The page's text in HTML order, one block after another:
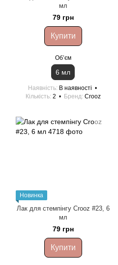
мл
79 грн
Купити
Обʼєм
6 мл
Наявність В наявності
Кількість 2 Бренд Crooz
Новинка
Лак для стемпінгу Crooz #23, 6
мл
79 грн
Купити